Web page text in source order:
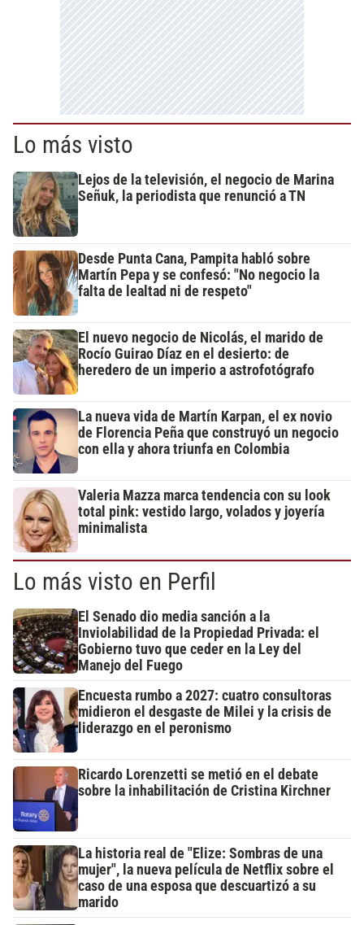
Lo más visto
Lejos de la televisión, el negocio de Marina
Señuk, la periodista que renunció a TN
Desde Punta Cana, Pampita habló sobre
Martín Pepa y se confesó: "No negocio la
falta de lealtad ni de respeto"
El nuevo negocio de Nicolás, el marido de
Rocío Guirao Díaz en el desierto: de
heredero de un imperio a astrofotógrafo
La nueva vida de Martín Karpan, el ex novio
de Florencia Peña que construyó un negocio
con ella y ahora triunfa en Colombia
Valeria Mazza marca tendencia con su look
total pink: vestido largo, volados y joyería
minimalista
Lo más visto en Perfil
El Senado dio media sanción a la
Inviolabilidad de la Propiedad Privada: el
Gobierno tuvo que ceder en la Ley del
Manejo del Fuego
Encuesta rumbo a 2027: cuatro consultoras
midieron el desgaste de Milei y la crisis de
liderazgo en el peronismo
Ricardo Lorenzetti se metió en el debate
sobre la inhabilitación de Cristina Kirchner
La historia real de "Elize: Sombras de una
mujer", la nueva película de Netflix sobre el
caso de una esposa que descuartizó a su
marido